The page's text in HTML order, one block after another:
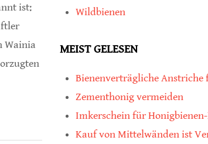
ist:
Wainia
Wildbienen
MEIST GELESEN
Bienenverträgliche Anstriche
Zementhonig vermeiden
Imkerschein für
Kauf von Mittelwänden ist